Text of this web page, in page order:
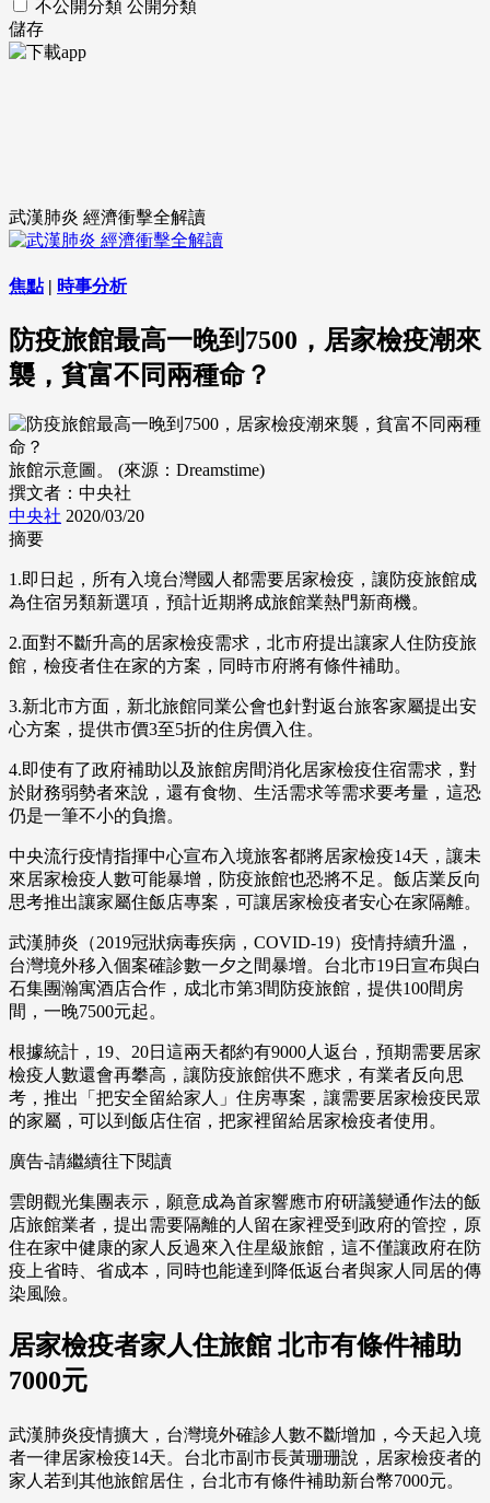
不公開分類 公開分類
儲存
武漢肺炎 經濟衝擊全解讀
焦點| 時事分析
防疫旅館最高一晚到7500，居家檢疫潮來
襲，貧富不同兩種命？
旅館示意圖。 (來源：Dreamstime)
撰文者：中央社
中央社 2020/03/20
摘要
1.即日起，所有入境台灣國人都需要居家檢疫，讓防疫旅館成
為住宿另類新選項，預計近期將成旅館業熱門新商機。
2.面對不斷升高的居家檢疫需求，北市府提出讓家人住防疫旅
館，檢疫者住在家的方案，同時市府將有條件補助。
3.新北市方面，新北旅館同業公會也針對返台旅客家屬提出安
心方案，提供市價3至5折的住房價入住。
4.即使有了政府補助以及旅館房間消化居家檢疫住宿需求，對
於財務弱勢者來說，還有食物、生活需求等需求要考量，這恐
仍是一筆不小的負擔。
中央流行疫情指揮中心宣布入境旅客都將居家檢疫14天，讓未
來居家檢疫人數可能暴增，防疫旅館也恐將不足。飯店業反向
思考推出讓家屬住飯店專案，可讓居家檢疫者安心在家隔離。
武漢肺炎（2019冠狀病毒疾病，COVID-19）疫情持續升溫，
台灣境外移入個案確診數一夕之間暴增。台北市19日宣布與白
石集團瀚寓酒店合作，成北市第3間防疫旅館，提供100間房
間，一晚7500元起。
根據統計，19、20日這兩天都約有9000人返台，預期需要居家
檢疫人數還會再攀高，讓防疫旅館供不應求，有業者反向思
考，推出「把安全留給家人」住房專案，讓需要居家檢疫民眾
的家屬，可以到飯店住宿，把家裡留給居家檢疫者使用。
廣告-請繼續往下閱讀
雲朗觀光集團表示，願意成為首家響應市府研議變通作法的飯
店旅館業者，提出需要隔離的人留在家裡受到政府的管控，原
住在家中健康的家人反過來入住星級旅館，這不僅讓政府在防
疫上省時、省成本，同時也能達到降低返台者與家人同居的傳
染風險。
居家檢疫者家人住旅館 北市有條件補助
7000元
武漢肺炎疫情擴大，台灣境外確診人數不斷增加，今天起入境
者一律居家檢疫14天。台北市副市長黃珊珊說，居家檢疫者的
家人若到其他旅館居住，台北市有條件補助新台幣7000元。